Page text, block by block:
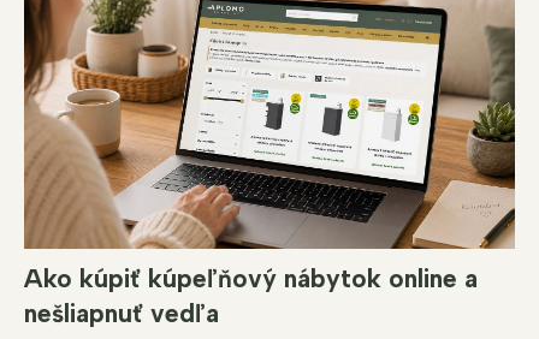
Ako kúpiť kúpeľňový nábytok online a
nešliapnuť vedľa